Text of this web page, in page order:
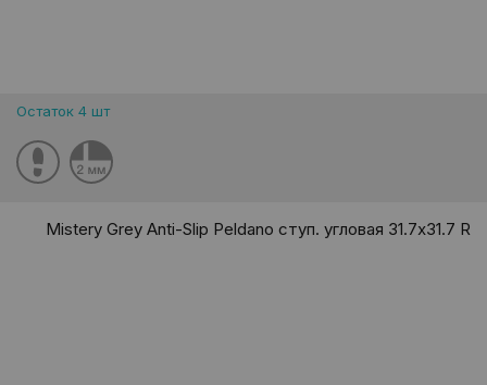
Остаток 4 шт
Mistery Grey Anti-Slip Peldano ступ. угловая 31.7x31.7 R